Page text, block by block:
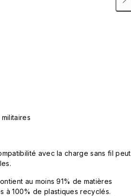
avec la charge sans fil peut
au moins 91% de matières
à 100% de plastiques recyclés.